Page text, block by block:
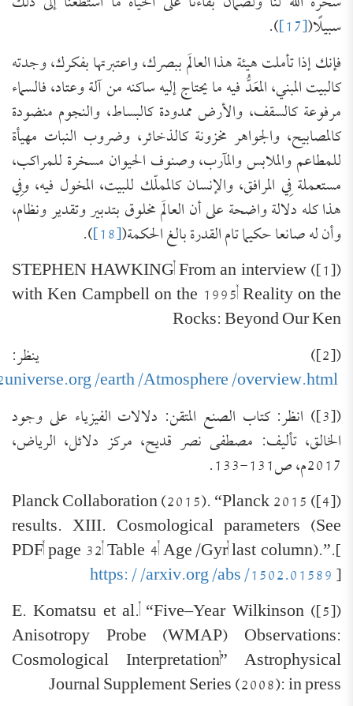
سبيلًا([17]
).
فإنك إذا تأملت هيئة هذا العالَم ببصرك، واعتبرتها بفكرك، وجدته
كالبيت المبني، المعَدُّ فيه ما يحتاج إليه ساكنه من آلة وعتاد، فالسماء
مرفوعة كالسقف، والأرض ممدودة كالبساط، والنجوم منضودة
كالمصابيح، والجواهر مخزونة كالذخائر، وضروب النبات مهيأة
للمطاعم والملابس والمآرب، وصنوف الحيوان مسخرة للمراكب،
مستعملة فِي المرافق، والإنسان كالمملّك للبيت، المخول فيه، وفِي
هذا كله دلالة واضحة على أن العالَم مخلوق بتدبير وتقدير ونظام،
وأن له صانعا حكيما تام القدرة بالغ الحكمة([18]
).
([1]) STEPHEN HAWKING, From an interview
with Ken Campbell on the 1995, Reality on the
Rocks: Beyond Our Ken
([2]) ينظر:
earth/Atmosphere/overview.html
([3]) انظر: كتاب الصنع المتقن: دلالات الفيزياء على وجود
الخالق، تأليف: مصطفى نصر قديح، مركز دلائل، الرياض،
2017م، ص131-133.
([4]) Planck Collaboration (2015). “Planck 2015
results. XIII. Cosmological parameters (See
PDF, page 32, Table 4, Age/Gyr, last column).”.[
https://arxiv.org/abs/1502.01589]
([5]) E. Komatsu et al., “Five–Year Wilkinson
Anisotropy Probe (WMAP) Observations:
Cosmological Interpretation,” Astrophysical
Journal Supplement Series (2008): in press